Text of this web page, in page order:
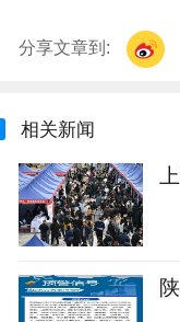
分享文章到:
相关新闻